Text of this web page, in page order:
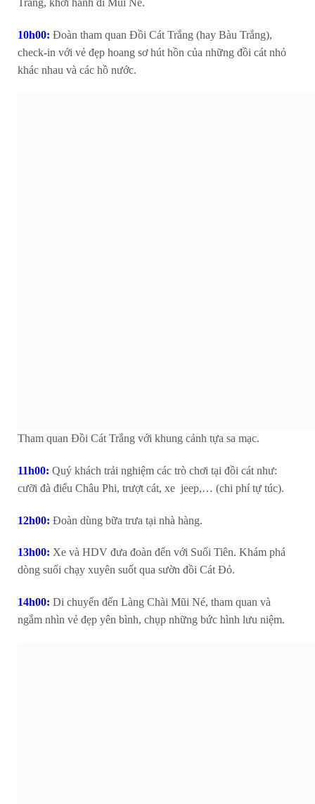
Trang, khởi hành đi Mũi Né.
10h00: Đoàn tham quan Đồi Cát Trắng (hay Bàu Trắng),
check-in với vẻ đẹp hoang sơ hút hồn của những đồi cát nhỏ
khác nhau và các hồ nước.
Tham quan Đồi Cát Trắng với khung cảnh tựa sa mạc.
11h00: Quý khách trải nghiệm các trò chơi tại đồi cát như:
cưỡi đà điểu Châu Phi, trượt cát, xe jeep,… (chi phí tự túc).
12h00: Đoàn dùng bữa trưa tại nhà hàng.
13h00: Xe và HDV đưa đoàn đến với Suối Tiên. Khám phá
dòng suối chạy xuyên suốt qua sườn đồi Cát Đỏ.
14h00: Di chuyển đến Làng Chài Mũi Né, tham quan và
ngắm nhìn vẻ đẹp yên bình, chụp những bức hình lưu niệm.